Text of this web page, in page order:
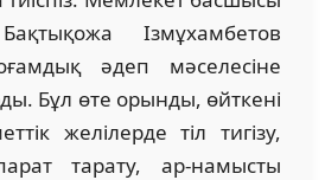
Ізмұхамбетов
әдеп мәселесіне
Бұл өте орынды, өйткені
желілерде тіл тигізу,
тарату, ар-намысты